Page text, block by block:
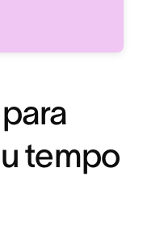
tempo